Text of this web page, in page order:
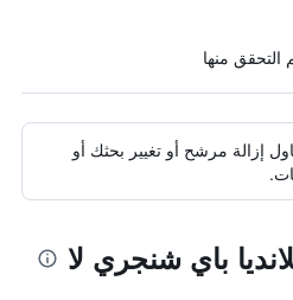
إزالة مرشح أو تغيير بحثك أو
باي شنجري لا